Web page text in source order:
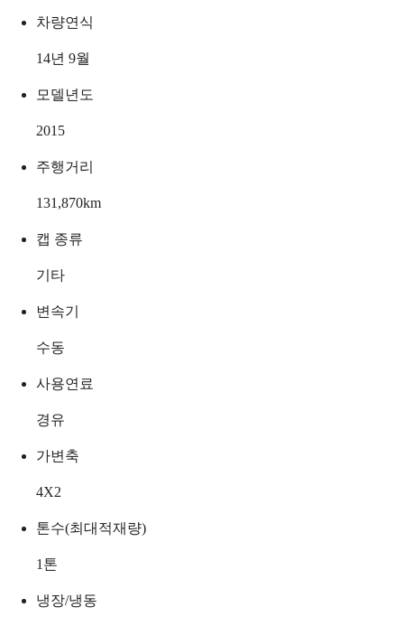
차량연식
14년 9월
모델년도
2015
주행거리
131,870km
캡 종류
기타
변속기
수동
사용연료
경유
가변축
4X2
톤수(최대적재량)
1 톤
냉장/냉동